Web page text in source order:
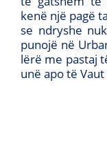
kenë një pagë
se ndryshe
punojë në
lërë me pastaj
unë apo të